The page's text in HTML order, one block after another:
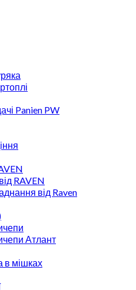
Panien PW
RAVEN
від Raven
Атлант
в мішках